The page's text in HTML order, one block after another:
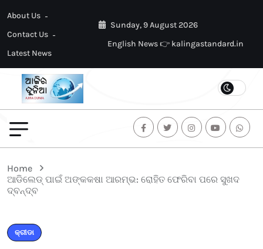
About Us
Contact Us
Latest News
Sunday, 9 August 2026
English News 👉 kalingastandard.in
Home
ଆଡିଲେଡ୍ ପାଇଁ ଅଙ୍କକଷା ଆରମ୍ଭ: ରୋହିତ ଫେରିବା ପରେ ସୁଖଦ
ଦ୍ବନ୍ଦ୍ବ
କ୍ରୀଡା